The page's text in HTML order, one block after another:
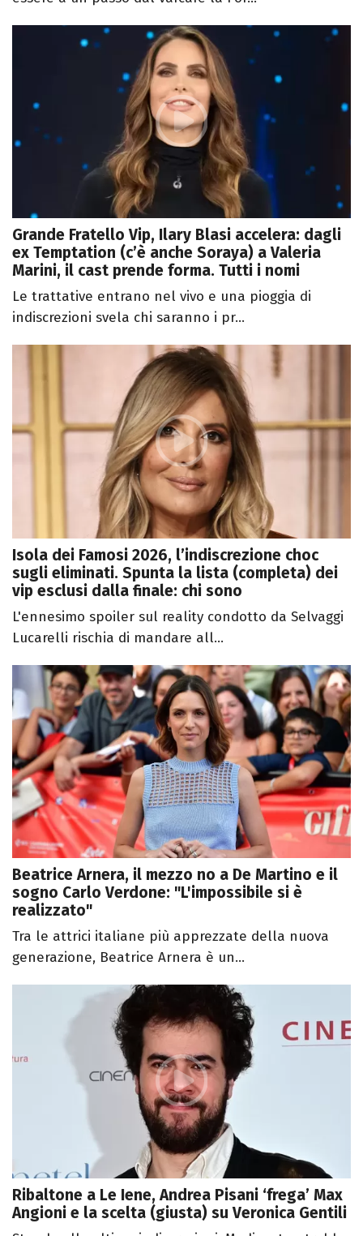
Grande Fratello Vip, Ilary Blasi accelera: dagli
ex Temptation (c’è anche Soraya) a Valeria
Marini, il cast prende forma. Tutti i nomi
Le trattative entrano nel vivo e una pioggia di
indiscrezioni svela chi saranno i pr...
Isola dei Famosi 2026, l’indiscrezione choc
sugli eliminati. Spunta la lista (completa) dei
vip esclusi dalla finale: chi sono
L'ennesimo spoiler sul reality condotto da Selvaggi
Lucarelli rischia di mandare all...
Beatrice Arnera, il mezzo no a De Martino e il
sogno Carlo Verdone: "L'impossibile si è
realizzato"
Tra le attrici italiane più apprezzate della nuova
generazione, Beatrice Arnera è un...
Ribaltone a Le Iene, Andrea Pisani ‘frega’ Max
Angioni e la scelta (giusta) su Veronica Gentili